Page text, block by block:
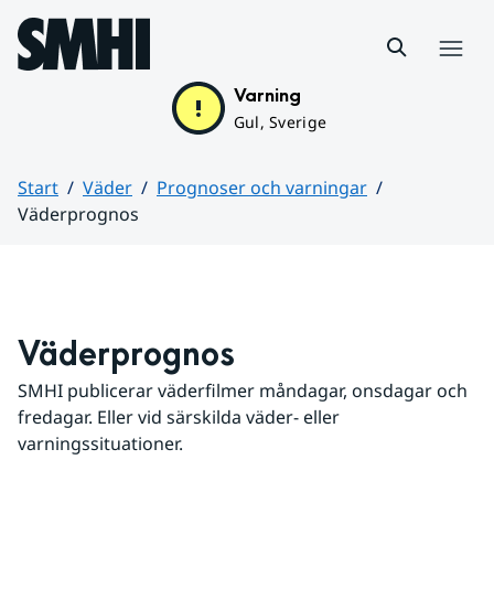
Hoppa till sidans innehåll
Varning
Gul, Sverige
Start Väder
Prognoser och varningar
Väderprognos
Väderprognos
SMHI publicerar väderfilmer måndagar, onsdagar och
fredagar. Eller vid särskilda väder- eller
varningssituationer.